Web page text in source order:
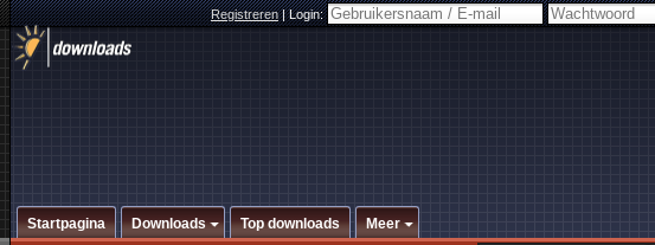
Registreren|Login:
Startpagina Downloads Top downloads Meer